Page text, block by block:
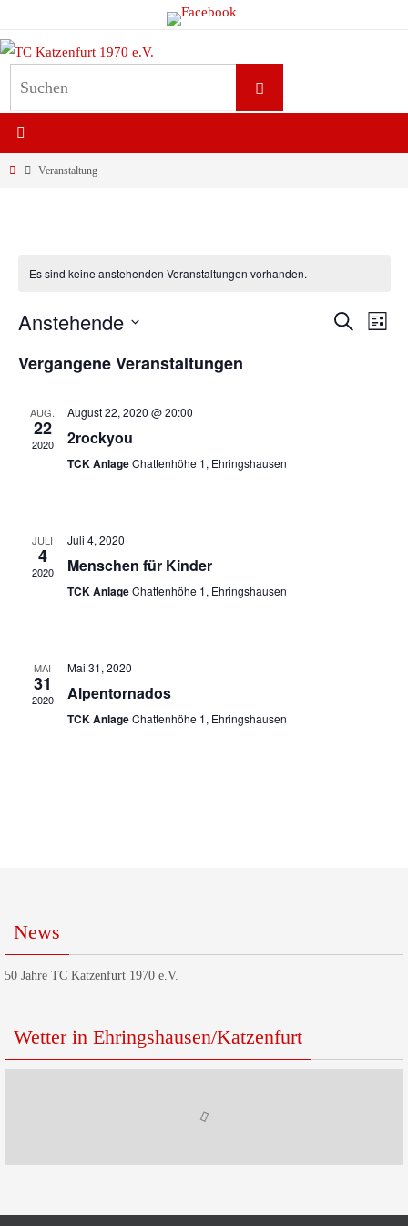
Inhalt
springen
nach:
Suchen
StartVeranstaltung
Es sind keine anstehenden Veranstaltungen vorhanden.
Suche
Liste
Anstehende
wählen.
Vergangene Veranstaltungen
AUG.
22
2020
August 22, 2020 @ 20:00
2rockyou
TCK AnlageChattenhöhe 1, Ehringshausen
JULI
4
2020
Juli 4, 2020
Menschen für Kinder
TCK AnlageChattenhöhe 1, Ehringshausen
MAI
31
2020
Mai 31, 2020
Alpentornados
TCK AnlageChattenhöhe 1, Ehringshausen
News
50 Jahre TC Katzenfurt 1970 e.V.
Wetter in Ehringshausen/Katzenfurt